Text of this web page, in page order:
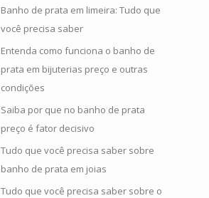
Banho de prata em limeira: Tudo que
você precisa saber
Entenda como funciona o banho de
prata em bijuterias preço e outras
condições
Saiba por que no banho de prata
preço é fator decisivo
Tudo que você precisa saber sobre
banho de prata em joias
Tudo que você precisa saber sobre o